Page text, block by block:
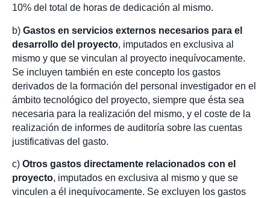
10% del total de horas de dedicación al mismo.
b) Gastos en servicios externos necesarios para el
desarrollo del proyecto, imputados en exclusiva al
mismo y que se vinculan al proyecto inequívocamente.
Se incluyen también en este concepto los gastos
derivados de la formación del personal investigador en el
ámbito tecnológico del proyecto, siempre que ésta sea
necesaria para la realización del mismo, y el coste de la
realización de informes de auditoría sobre las cuentas
justificativas del gasto.
c) Otros gastos directamente relacionados con el
proyecto, imputados en exclusiva al mismo y que se
vinculen a él inequívocamente. Se excluyen los gastos